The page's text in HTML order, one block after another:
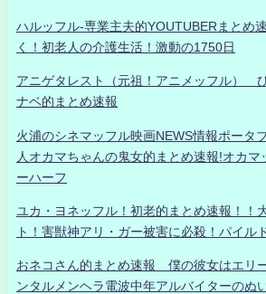
ハルッフル-専業主夫的YOUTUBERまとめ
く！初老人の介護生活！激動の1750日
アニゲタレスト（元祖！アニメッフル）
ナベ的まとめ速報
火浦のシネマッフル映画NEWS情報ポータ
人オカマちゃんの鬼女的まとめ速報!オカ
ーハーフ
ユカ・ヨネッフル！初老的まとめ速報！！
ト！害獣神アリ・ガー被害に必殺！パイル
おネコさん的まとめ速報 僕の彼女はエリ
ンタルメンヘラ電波中年アルバイターのぬ